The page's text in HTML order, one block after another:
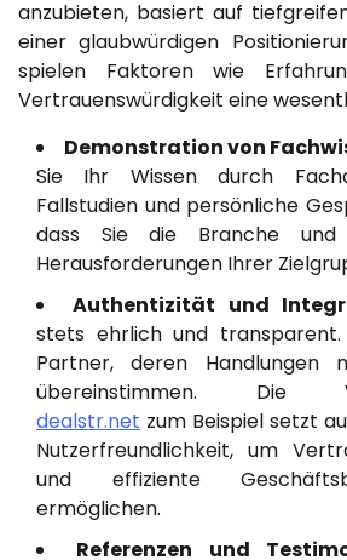
anzubieten, basiert auf
einer glaubwürdigen
spielen Faktoren wie
Vertrauenswürdigkeit eine
Demonstration von
Sie Ihr Wissen durch
Fallstudien und persönliche
dass Sie die Branche und
Herausforderungen Ihrer
Authentizität und
stets ehrlich und transparent.
Partner, deren Handlungen
übereinstimmen. Die
dealstr.net zum Beispiel setzt
Nutzerfreundlichkeit, um
und effiziente
ermöglichen.
Referenzen und